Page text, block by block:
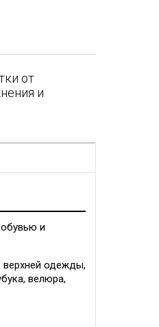
от
и
и
верхней одежды,
велюра,